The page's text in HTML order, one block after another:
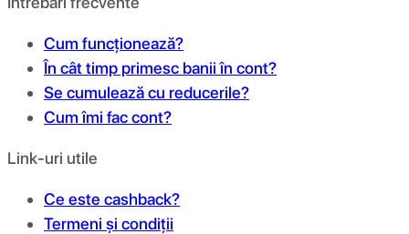
Cum funcționează?
În cât timp primesc banii în cont?
Se cumulează cu reducerile?
Cum îmi fac cont?
Link-uri utile
Ce este cashback?
Termeni și condiții